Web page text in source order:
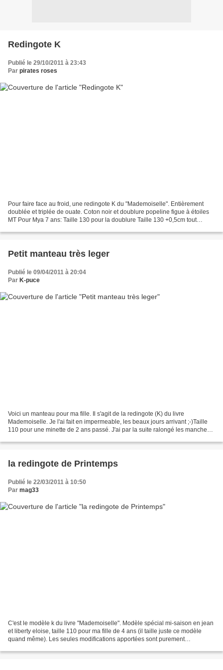
Redingote K
Publié le 29/10/2011 à 23:43
Par pirates roses
Pour faire face au froid, une redingote K du "Mademoiselle". Entièrement
doublée et triplée de ouate. Coton noir et doublure popeline figue à étoiles
MT Pour Mya 7 ans: Taille 130 pour la doublure Taille 130 +0,5cm tout
Petit manteau très leger
Publié le 09/04/2011 à 20:04
Par K-puce
Voici un manteau pour ma fille. Il s'agit de la redingote (K) du livre
Mademoiselle. Je l'ai fait en impermeable, les beaux jours arrivant ;-)Taille
110 pour une minette de 2 ans passé. J'ai par la suite ralongé les manches
la redingote de Printemps
Publié le 22/03/2011 à 10:50
Par mag33
C'est le modèle k du livre "Mademoiselle". Modèle spécial mi-saison en jean
et liberty eloise, taille 110 pour ma fille de 4 ans (il taille juste ce modèle
quand même). Les seules modifications apportées sont purement